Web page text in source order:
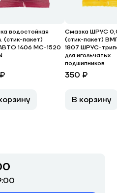
водостойкая
(стик-пакет)
1406 МС-1520
Смазка ШРУС
(стик-пакет)
1807 ШРУС-
для игольчатых
подшипников
350 ₽
В корзину